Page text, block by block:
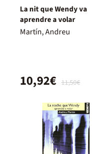
La nit que Wendy va
aprendre a volar
Martín, Andreu
11,50€
10,92€